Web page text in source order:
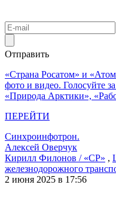
Отправить
«Страна Росатом» и
фото и видео. Голосуйте
«Природа Арктики»,
ПЕРЕЙТИ
Синхроинфотрон.
Алексей Оверчук
Кирилл Филонов / «СР» ,
железнодорожного
2 июня 2025 в 17:56